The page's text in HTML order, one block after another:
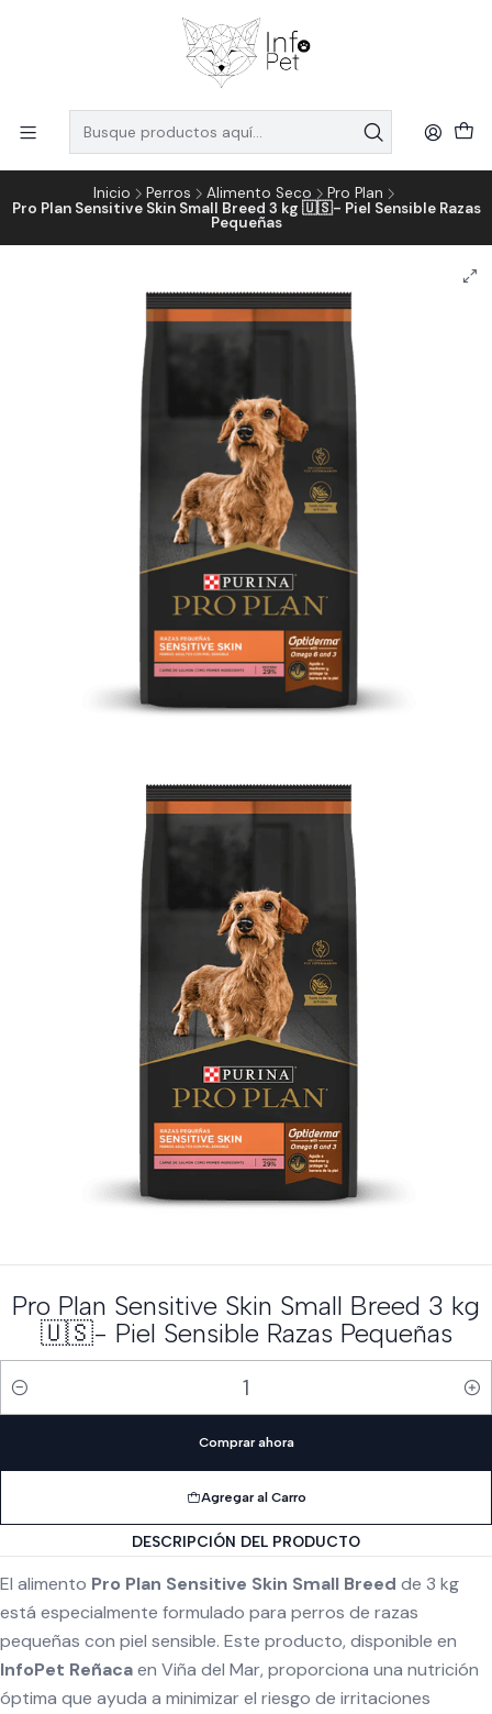
Inicio Perros Alimento Seco
Pro Plan
Pro Plan Sensitive Skin Small Breed 3 kg 🇺🇸- Piel Sensible Razas
Pequeñas
Pro Plan Sensitive Skin Small Breed 3 kg
🇺🇸- Piel Sensible Razas Pequeñas
Cantidad
Agregar al Carro
Comprar ahora
DESCRIPCIÓN DEL PRODUCTO
El alimento Pro Plan Sensitive Skin Small Breed de 3 kg
está especialmente formulado para perros de razas
pequeñas con piel sensible. Este producto, disponible en
InfoPet Reñacaen Viña del Mar, proporciona una nutrición
óptima que ayuda a minimizar el riesgo de irritaciones